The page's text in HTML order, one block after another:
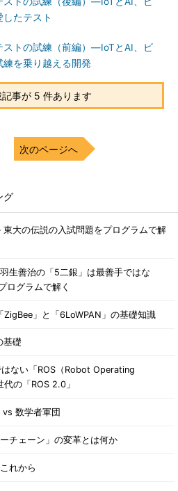
したテスト
ストの試練（前編）―IoTとAI、ビ
練を乗り越える開発
事が 5 件あります
次のページへ
グ
大の伝説の入試問題をプログラムで解
生善治の「5二銀」は最善手ではな
ログラムで解く
ZigBee」と「6LoWPAN」の基礎知識
基礎
はない「ROS（Robot Operating
の「ROS 2.0」
数学者軍団
チェーン」の変革とは何か
れから